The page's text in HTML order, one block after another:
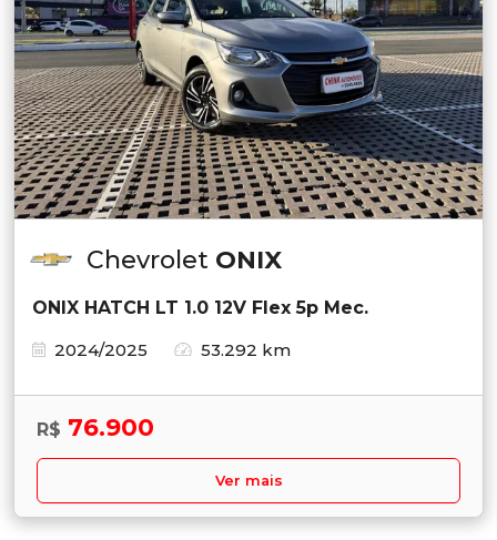
Chevrolet ONIX
ONIX HATCH LT 1.0 12V Flex 5p Mec.
2024/2025
53.292 km
R$ 76.900
Ver mais